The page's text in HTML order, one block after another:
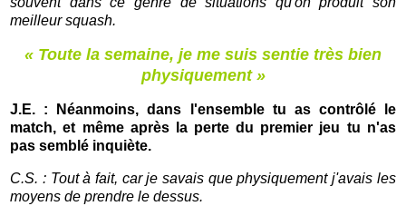
meilleur squash.
« Toute la semaine, je me suis sentie très bien
physiquement »
J.E. : Néanmoins, dans l'ensemble tu as contrôlé le
match, et même après la perte du premier jeu tu n'as
pas semblé inquiète.
C.S. : Tout à fait, car je savais que physiquement j'avais les
moyens de prendre le dessus.